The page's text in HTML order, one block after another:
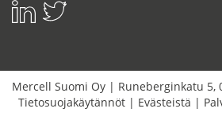
Mercell Suomi Oy | Runeberginkatu 5,
Tietosuojakäytännöt | Evästeistä |